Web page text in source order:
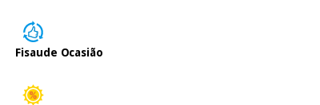
Fisaude Ocasião